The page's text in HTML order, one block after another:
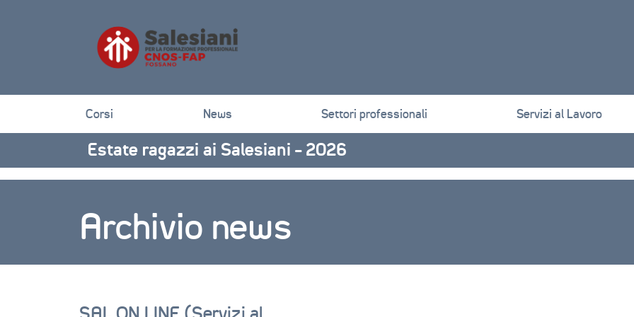
Corsi News Settori professionali Servizi al Lavoro
Estate ragazzi ai Salesiani – 2026
Archivio news